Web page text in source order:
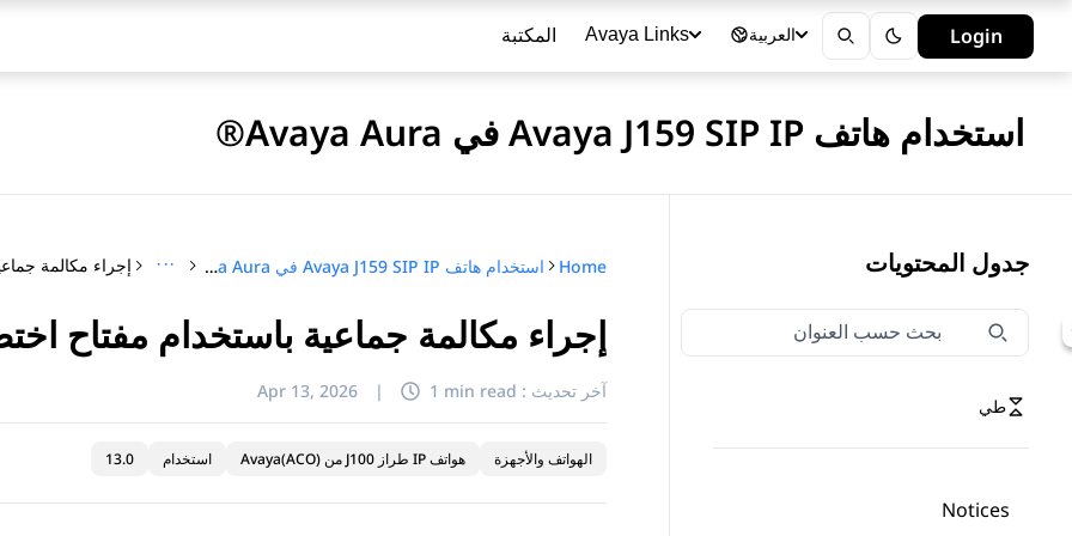
المكتبة Avaya Links العربية Login
استخدام هاتف Avaya J159 SIP IP في Avaya Aura®
جدول المحتويات
تصفية التنقل حسب العنوان
اكتب لتصفية عناصر التنقل حسب العنوان
طي
Notices
Home استخدام هاتف Avaya J159 SIP IP في Avaya Aura® ···
إجراء مكالمة جماعية باستخدام مفتاح
آخر تحديث : Apr 13, 2026 | 1 min read
الهواتف والأجهزة هواتف IP طراز J100 من Avaya(ACO) استخدام 13.0